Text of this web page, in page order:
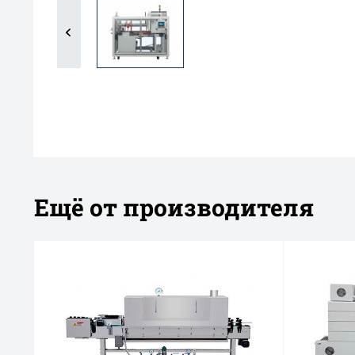
Ещё от производителя